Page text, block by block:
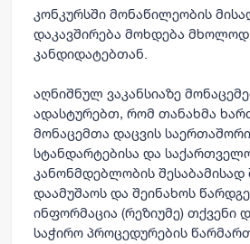
კონკურსში მონაწილეობის
დაკავშირება მოხდება
კანდიდატებთან.
აღნიშნულ ვაკანსიაზე
ადასტურებთ, რომ თანახმა
მონაცემთა დაცვის
სტანდარტებისა და
კანონმდებლობის შესაბამისად
დაამუშაოს და შეინახოს
ინფორმაცია (რეზიუმე) თქვენი
საჭირო პროცედურების